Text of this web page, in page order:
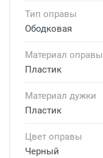
Тип оправы
Ободковая
Материал оправы
Пластик
Материал дужки
Пластик
Цвет оправы
Черный